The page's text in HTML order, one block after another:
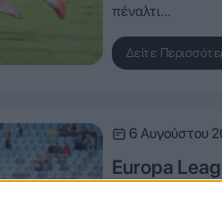
πέναλτι…
Δείτε
6 Αυγούστου
Europa